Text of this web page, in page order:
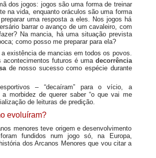
dos jogos: jogos são uma forma de treinar
na vida, enquanto oráculos são uma forma
uma resposta a eles. Nos jogos há
barrar o avanço de um cavaleiro, com
Na mancia, há uma situação prevista
como posso me preparar para ela?
existência de mancias em todos os povos.
acontecimentos futuros é uma decorrência
de nosso sucesso como espécie durante
– “decaíram” para o vício, a
morbidez de querer saber “o que vai me
de leituras de predição.
evoluíram?
menores teve origem e desenvolvimento
fundidos num jogo só, na Europa,
dos Arcanos Menores que vou citar a